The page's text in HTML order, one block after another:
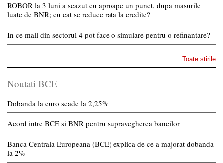
ROBOR la 3 luni a scazut cu aproape un punct, dupa masurile
luate de BNR; cu cat se reduce rata la credite?
In ce mall din sectorul 4 pot face o simulare pentru o refinantare?
Toate stirile
Noutati BCE
Dobanda la euro scade la 2,25%
Acord intre BCE si BNR pentru supravegherea bancilor
Banca Centrala Europeana (BCE) explica de ce a majorat dobanda
la 2%